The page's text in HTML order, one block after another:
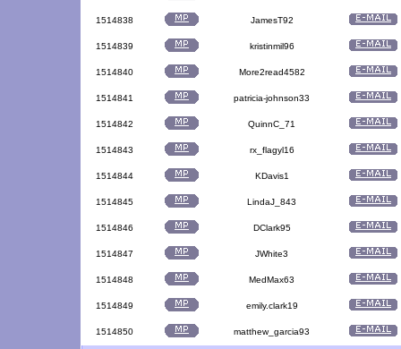
1514838 JamesT92
1514839 kristinmil96
1514840 More2read4582
1514841 patricia-johnson33
1514842 QuinnC_71
1514843 rx_flagyl16
1514844 KDavis1
1514845 LindaJ_843
1514846 DClark95
1514847 JWhite3
1514848 MedMax63
1514849 emily.clark19
1514850 matthew_garcia93